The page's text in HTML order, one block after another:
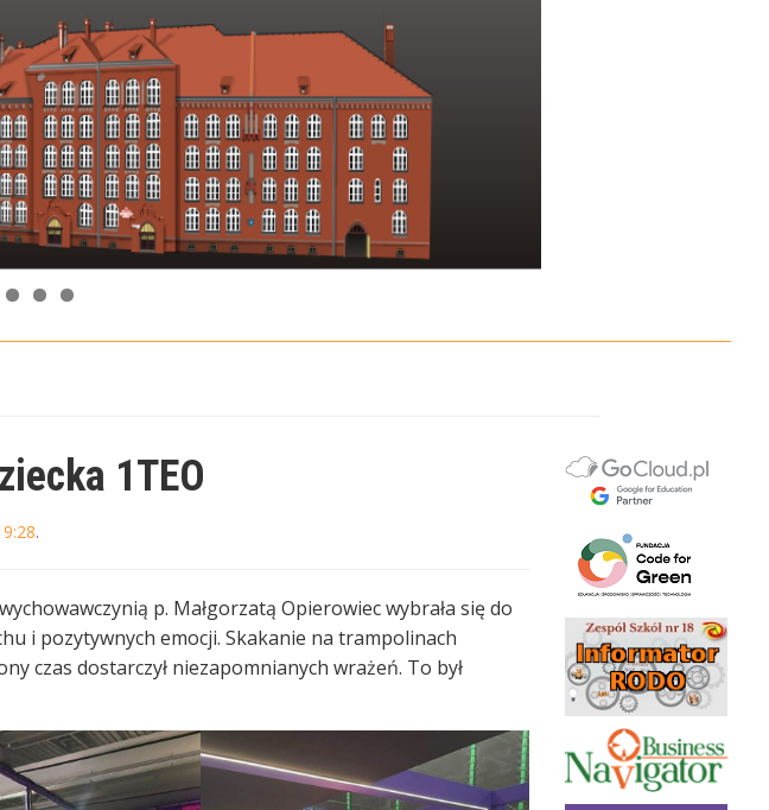
1TEO
.
p. Małgorzatą Opierowiec wybrała się do
i pozytywnych emocji. Skakanie na trampolinach
czas dostarczył niezapomnianych wrażeń. To był